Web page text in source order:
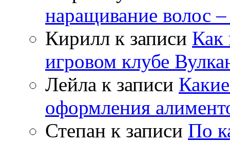
наращивание волос
Кирилл к записи Как
игровом клубе
Лейла к записи
оформления
Степан к записи По